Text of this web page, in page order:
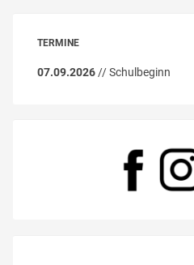
TERMINE
07.09.2026 // Schulbeginn